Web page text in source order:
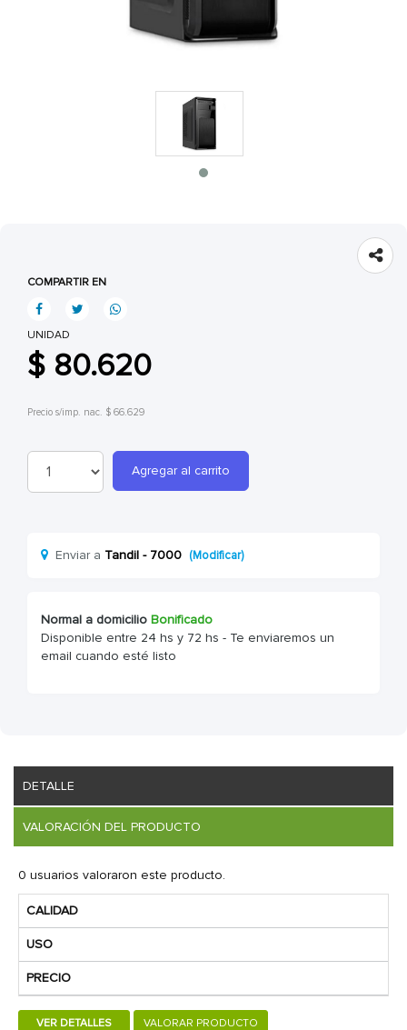
COMPARTIR EN
UNIDAD
$ 80.620
Precio s/imp. nac. $ 66.629
Agregar al carrito
Enviar a Tandil - 7000 (Modificar)
Normal a domicilio Bonificado
Disponible entre 24 hs y 72 hs - Te enviaremos un
email cuando esté listo
DETALLE
VALORACIÓN DEL PRODUCTO
0 usuarios valoraron este producto.
CALIDAD
USO
PRECIO
VER DETALLES VALORAR PRODUCTO